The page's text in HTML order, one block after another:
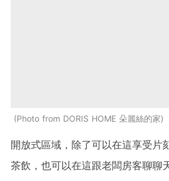
Photo from DORIS HOME 朵麗絲的家
開放式區域，除了可以在這享受片
茶飲，也可以在這跟老闆房客聊聊